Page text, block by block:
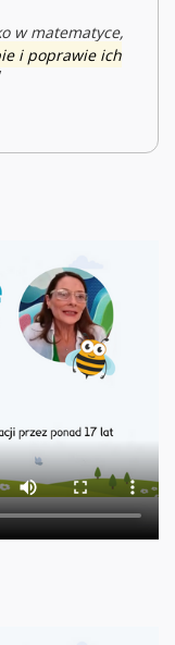
w matematyce,
i poprawie ich